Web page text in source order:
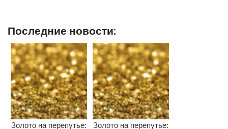
Последние новости:
Золото на перепутье:
Золото на перепутье: